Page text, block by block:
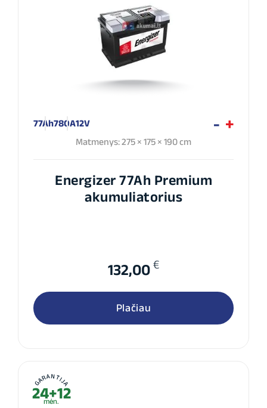
77Ah780A12V
Matmenys: 275 × 175 × 190 cm
Energizer 77Ah Premium
akumuliatorius
132,00 €
Plačiau
GARANTIJA
24+12
mėn.